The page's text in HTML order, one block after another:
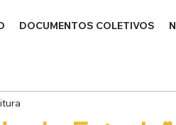
DOCUMENTOS COLETIVOS